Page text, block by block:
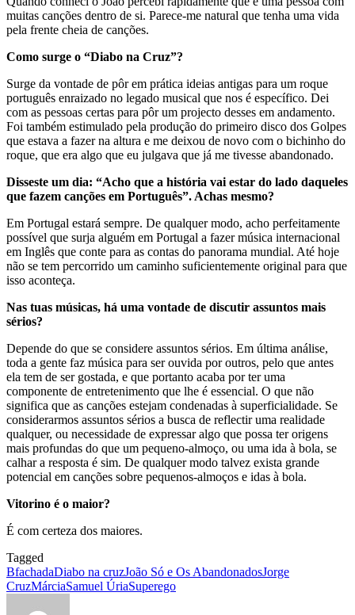
muitas canções dentro de si. Parece-me natural que tenha uma vida
pela frente cheia de canções.
Como surge o “Diabo na Cruz”?
Surge da vontade de pôr em prática ideias antigas para um roque
português enraizado no legado musical que nos é específico. Dei
com as pessoas certas para pôr um projecto desses em andamento.
Foi também estimulado pela produção do primeiro disco dos Golpes
que estava a fazer na altura e me deixou de novo com o bichinho do
roque, que era algo que eu julgava que já me tivesse abandonado.
Disseste um dia: “Acho que a história vai estar do lado daqueles
que fazem canções em Português”. Achas mesmo?
Em Portugal estará sempre. De qualquer modo, acho perfeitamente
possível que surja alguém em Portugal a fazer música internacional
em Inglês que conte para as contas do panorama mundial. Até hoje
não se tem percorrido um caminho suficientemente original para que
isso aconteça.
Nas tuas músicas, há uma vontade de discutir assuntos mais
sérios?
Depende do que se considere assuntos sérios. Em última análise,
toda a gente faz música para ser ouvida por outros, pelo que antes
ela tem de ser gostada, e que portanto acaba por ter uma
componente de entretenimento que lhe é essencial. O que não
significa que as canções estejam condenadas à superficialidade. Se
considerarmos assuntos sérios a busca de reflectir uma realidade
qualquer, ou necessidade de expressar algo que possa ter origens
mais profundas do que um pequeno-almoço, ou uma ida à bola, se
calhar a resposta é sim. De qualquer modo talvez exista grande
potencial em canções sobre pequenos-almoços e idas à bola.
Vitorino é o maior?
É com certeza dos maiores.
Tagged
BfachadaDiabo na cruzJoão Só e Os AbandonadosJorge
CruzMárciaSamuel ÚriaSuperego